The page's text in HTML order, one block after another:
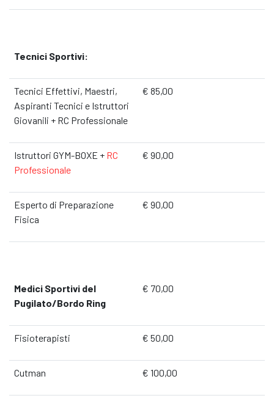
Tecnici Sportivi:
Tecnici Effettivi, Maestri,
Aspiranti Tecnici e Istruttori
Giovanili + RC Professionale
€ 85,00
Istruttori GYM-BOXE + RC
Professionale
€ 90,00
Esperto di Preparazione
Fisica
€ 90,00
Medici Sportivi del
Pugilato/Bordo Ring
€ 70,00
Fisioterapisti € 50,00
Cutman € 100,00